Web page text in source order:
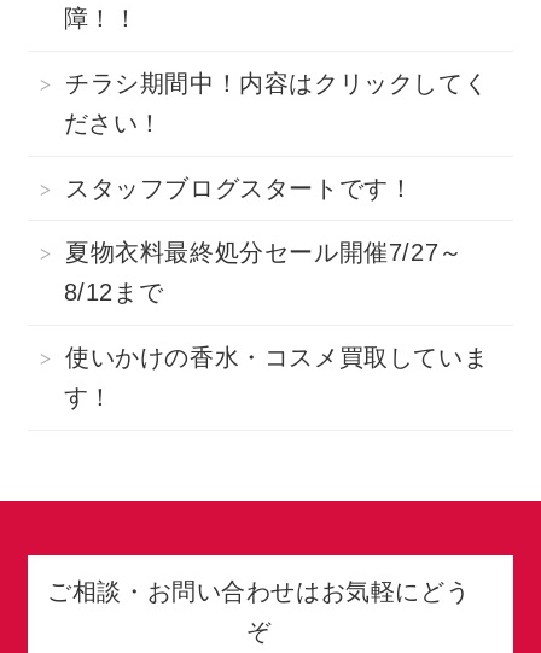
障！！
チラシ期間中！内容はクリックしてく
ださい！
スタッフブログスタートです！
夏物衣料最終処分セール開催7/27～
8/12まで
使いかけの香水・コスメ買取していま
す！
ご相談・お問い合わせはお気軽にどう
ぞ